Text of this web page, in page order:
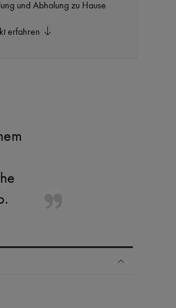
und Abholung zu Hause
erfahren